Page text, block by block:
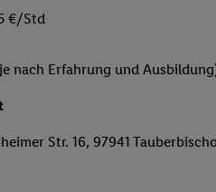
€/Std
nach Erfahrung und
Str. 16, 97941